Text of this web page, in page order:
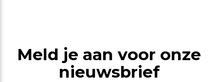
Meld je aan voor onze
nieuwsbrief